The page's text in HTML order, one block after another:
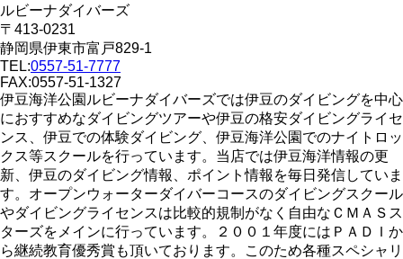
ルビーナダイバーズ
〒413-0231
静岡県伊東市富戸829-1
TEL:0557-51-7777
FAX:0557-51-1327
伊豆海洋公園ルビーナダイバーズでは伊豆のダイビングを中心
におすすめなダイビングツアーや伊豆の格安ダイビングライセ
ンス、伊豆での体験ダイビング、伊豆海洋公園でのナイトロッ
クス等スクールを行っています。当店では伊豆海洋情報の更
新、伊豆のダイビング情報、ポイント情報を毎日発信していま
す。オープンウォーターダイバーコースのダイビングスクール
やダイビングライセンスは比較的規制がなく自由なＣＭＡＳス
ターズをメインに行っています。２００１年度にはＰＡＤＩか
ら継続教育優秀賞も頂いております。このため各種スペシャリ